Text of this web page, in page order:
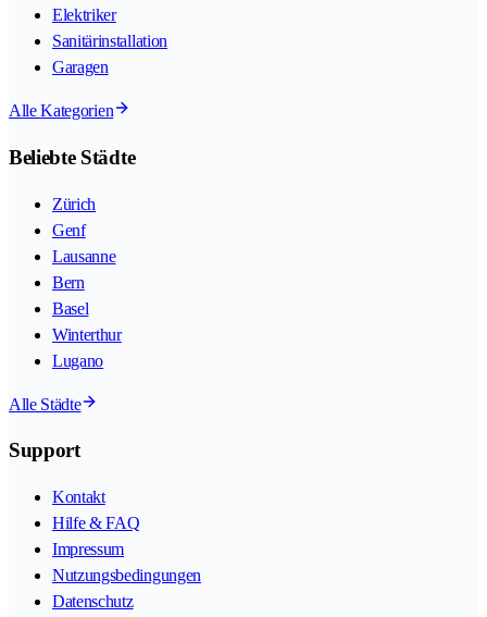
Elektriker
Sanitärinstallation
Garagen
Alle Kategorien
Beliebte Städte
Zürich
Genf
Lausanne
Bern
Basel
Winterthur
Lugano
Alle Städte
Support
Kontakt
Hilfe & FAQ
Impressum
Nutzungsbedingungen
Datenschutz